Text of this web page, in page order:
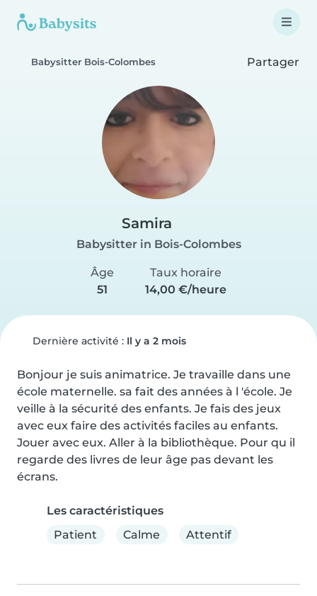
Babysitter Bois-Colombes Partager
Samira
Babysitter in Bois-Colombes
Âge
51
Taux horaire
14,00 €/heure
Dernière activité : Il y a 2 mois
Bonjour je suis animatrice. Je travaille dans une
école maternelle. sa fait des années à l 'école. Je
veille à la sécurité des enfants. Je fais des jeux
avec eux faire des activités faciles au enfants.
Jouer avec eux. Aller à la bibliothèque. Pour qu il
regarde des livres de leur âge pas devant les
écrans.
Les caractéristiques
Patient
Calme Attentif